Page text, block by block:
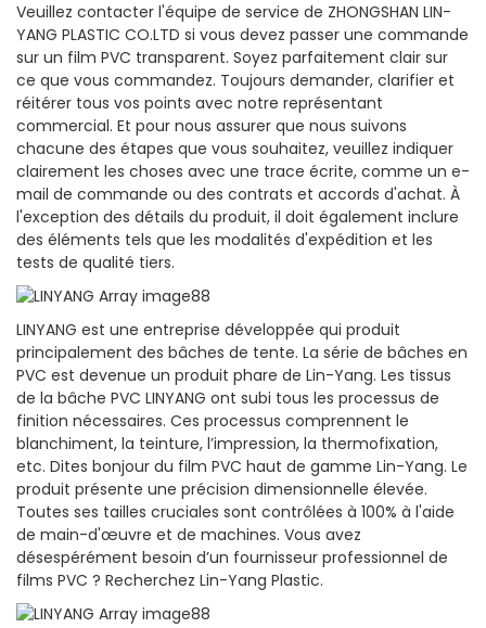
Veuillez contacter l'équipe de service de ZHONGSHAN LIN-
YANG PLASTIC CO.LTD si vous devez passer une commande
sur un film PVC transparent. Soyez parfaitement clair sur
ce que vous commandez. Toujours demander, clarifier et
réitérer tous vos points avec notre représentant
commercial. Et pour nous assurer que nous suivons
chacune des étapes que vous souhaitez, veuillez indiquer
clairement les choses avec une trace écrite, comme un e-
mail de commande ou des contrats et accords d'achat. À
l'exception des détails du produit, il doit également inclure
des éléments tels que les modalités d'expédition et les
tests de qualité tiers.
LINYANG est une entreprise développée qui produit
principalement des bâches de tente. La série de bâches en
PVC est devenue un produit phare de Lin-Yang. Les tissus
de la bâche PVC LINYANG ont subi tous les processus de
finition nécessaires. Ces processus comprennent le
blanchiment, la teinture, l’impression, la thermofixation,
etc. Dites bonjour du film PVC haut de gamme Lin-Yang. Le
produit présente une précision dimensionnelle élevée.
Toutes ses tailles cruciales sont contrôlées à 100% à l'aide
de main-d'œuvre et de machines. Vous avez
désespérément besoin d’un fournisseur professionnel de
films PVC ? Recherchez Lin-Yang Plastic.